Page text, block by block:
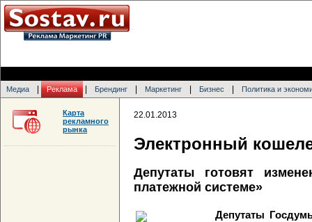
Медиа Реклама Брендинг Маркетинг Бизнес Политика и
22.01.2013
Электронный
Депутаты готовят
платежной системе»
Депутаты
Карта
рекламного
рынка